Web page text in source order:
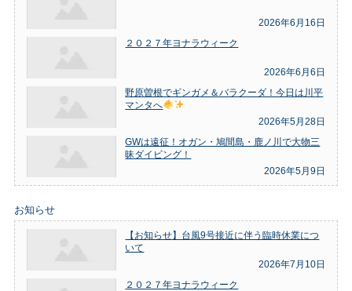
2026年6月16日
２０２７年ヨナラウィーク
2026年6月6日
野原曽根でギンガメ＆バラクーダ！今日は川平
マンタへ
2026年5月28日
GWは遠征！オガン・鳩間島・鹿ノ川で大物三
昧ダイビング！
2026年5月9日
お知らせ
【お知らせ】台風9号接近に伴う臨時休業につ
いて
2026年7月10日
２０２７年ヨナラウィーク